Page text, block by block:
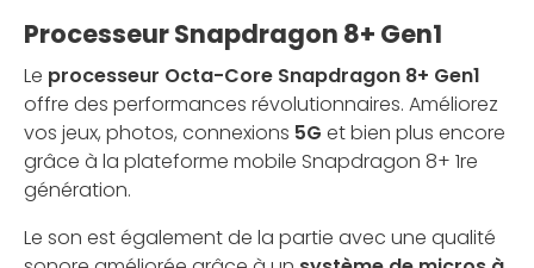
Processeur Snapdragon 8+ Gen1
Le processeur Octa-Core Snapdragon 8+ Gen1
offre des performances révolutionnaires. Améliorez
vos jeux, photos, connexions 5G et bien plus encore
grâce à la plateforme mobile Snapdragon 8+ 1re
génération.
Le son est également de la partie avec une qualité